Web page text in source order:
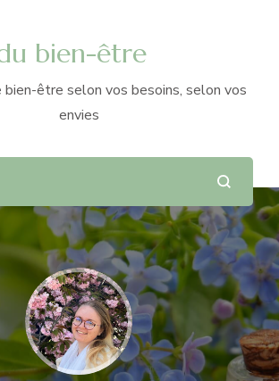
bien-être
être selon vos besoins, selon vos
envies